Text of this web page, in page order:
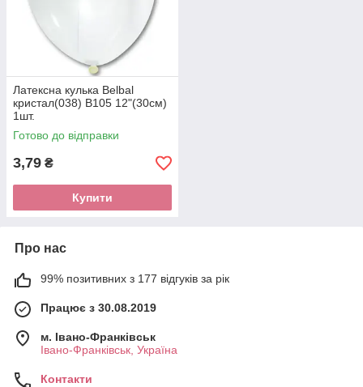
Латексна кулька Belbal
кристал(038) В105 12"(30см)
1шт.
Готово до відправки
3,79 ₴
Купити
Про нас
99% позитивних з 177 відгуків за рік
Працює з 30.08.2019
м. Івано-Франківськ
Івано-Франківськ, Україна
Контакти